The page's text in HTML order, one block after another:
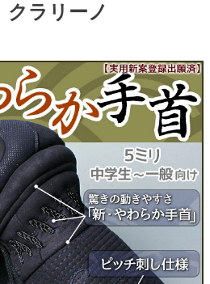
クラリーノ